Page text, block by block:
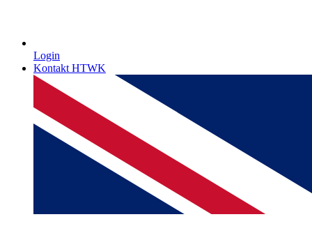
Login
Kontakt HTWK